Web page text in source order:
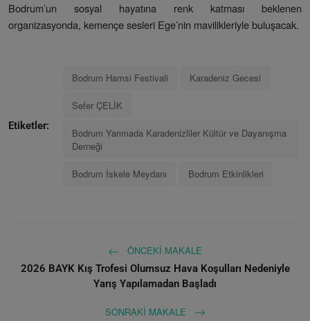
Bodrum’un sosyal hayatına renk katması beklenen
organizasyonda, kemençe sesleri Ege’nin mavilikleriyle buluşacak.
Etiketler:
Bodrum Hamsi Festivali Karadeniz Gecesi
Sefer ÇELİK
Bodrum Yarımada Karadenizliler Kültür ve Dayanışma
Derneği
Bodrum İskele Meydanı Bodrum Etkinlikleri
ÖNCEKI MAKALE
2026 BAYK Kış Trofesi Olumsuz Hava Koşulları Nedeniyle
Yarış Yapılamadan Başladı
SONRAKI MAKALE